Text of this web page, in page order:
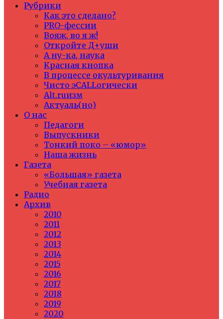
Рубрики
Как это сделано?
PRO-фессии
Вояж, во я ж!
Откройте Д+уши
А ну-ка, наука
Красная кнопка
В процессе окультуривания
Чисто эCALLогически
Alt.ruизм
Актуаль(но)
О нас
Педагоги
Выпускники
Тонкий поко – «юмор»
Наша жизнь
Газета
«Большая» газета
Учебная газета
Радио
Архив
2010
2011
2012
2013
2014
2015
2016
2017
2018
2019
2020